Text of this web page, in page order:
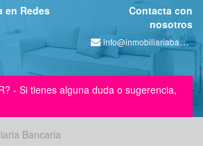
en Redes
Contacta con
nosotros
info@inmobiliariabancaria.com
- Si tienes alguna duda o sugerencia,
Bancaria